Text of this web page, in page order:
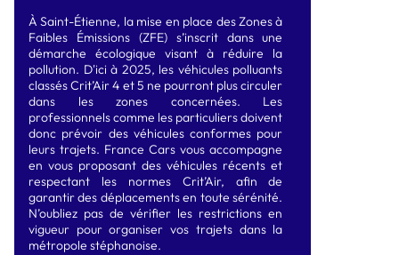
À Saint-Étienne, la mise en place des Zones à
Faibles Émissions (ZFE) s’inscrit dans une
démarche écologique visant à réduire la
pollution. D'ici à 2025, les véhicules polluants
classés Crit’Air 4 et 5 ne pourront plus circuler
dans les zones concernées. Les
professionnels comme les particuliers doivent
donc prévoir des véhicules conformes pour
leurs trajets. France Cars vous accompagne
en vous proposant des véhicules récents et
respectant les normes Crit’Air, afin de
garantir des déplacements en toute sérénité.
N’oubliez pas de vérifier les restrictions en
vigueur pour organiser vos trajets dans la
métropole stéphanoise.